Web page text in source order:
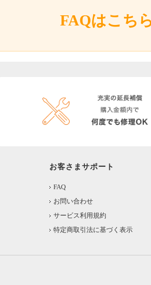
FAQはこち
お客さまサポート
FAQ
お問い合わせ
サービス利用規約
特定商取引法に基づく表示